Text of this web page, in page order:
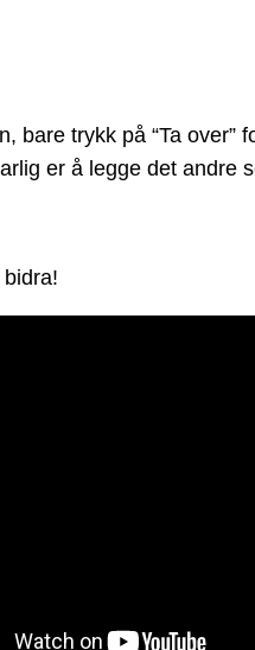
trykk på “Ta over”
er å legge det andre